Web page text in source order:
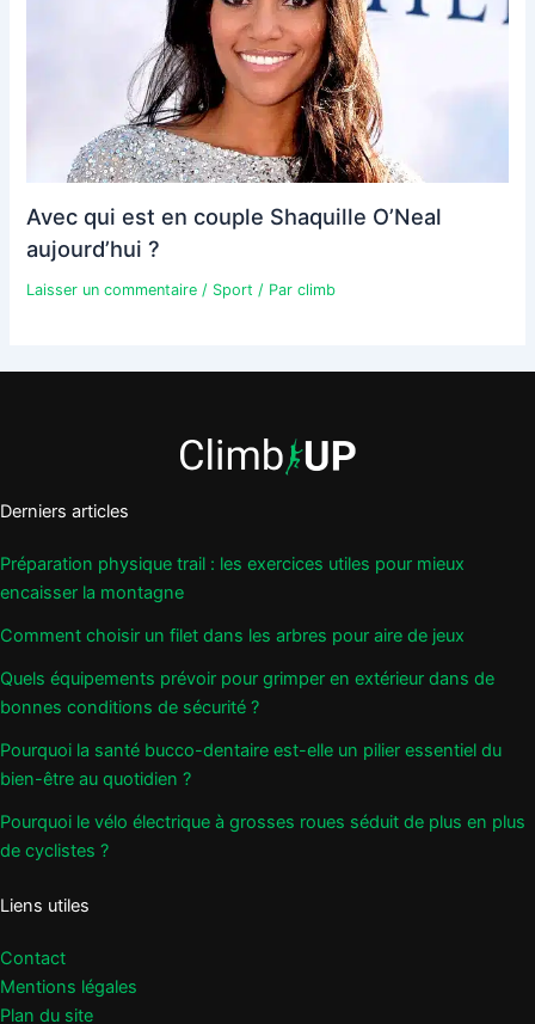
Avec qui est en couple Shaquille O’Neal
aujourd’hui ?
Laisser un commentaire / Sport / Parclimb
Derniers articles
Préparation physique trail : les exercices utiles pour mieux
encaisser la montagne
Comment choisir un filet dans les arbres pour aire de jeux
Quels équipements prévoir pour grimper en extérieur dans de
bonnes conditions de sécurité ?
Pourquoi la santé bucco-dentaire est-elle un pilier essentiel du
bien-être au quotidien ?
Pourquoi le vélo électrique à grosses roues séduit de plus en plus
de cyclistes ?
Liens utiles
Contact
Mentions légales
Plan du site